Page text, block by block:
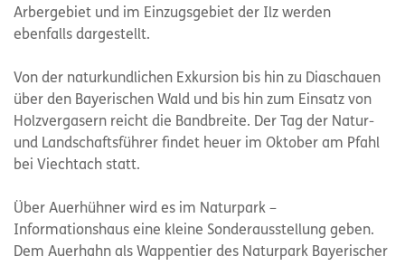
Arbergebiet und im Einzugsgebiet der Ilz werden
ebenfalls dargestellt.
Von der naturkundlichen Exkursion bis hin zu Diaschauen
über den Bayerischen Wald und bis hin zum Einsatz von
Holzvergasern reicht die Bandbreite. Der Tag der Natur-
und Landschaftsführer findet heuer im Oktober am Pfahl
bei Viechtach statt.
Über Auerhühner wird es im Naturpark –
Informationshaus eine kleine Sonderausstellung geben.
Dem Auerhahn als Wappentier des Naturpark Bayerischer